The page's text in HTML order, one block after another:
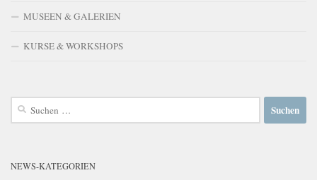
MUSEEN & GALERIEN
KURSE & WORKSHOPS
Suchen
NEWS-KATEGORIEN